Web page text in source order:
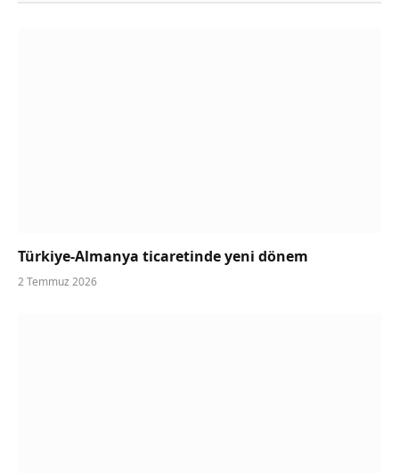
Türkiye-Almanya ticaretinde yeni dönem
2 Temmuz 2026